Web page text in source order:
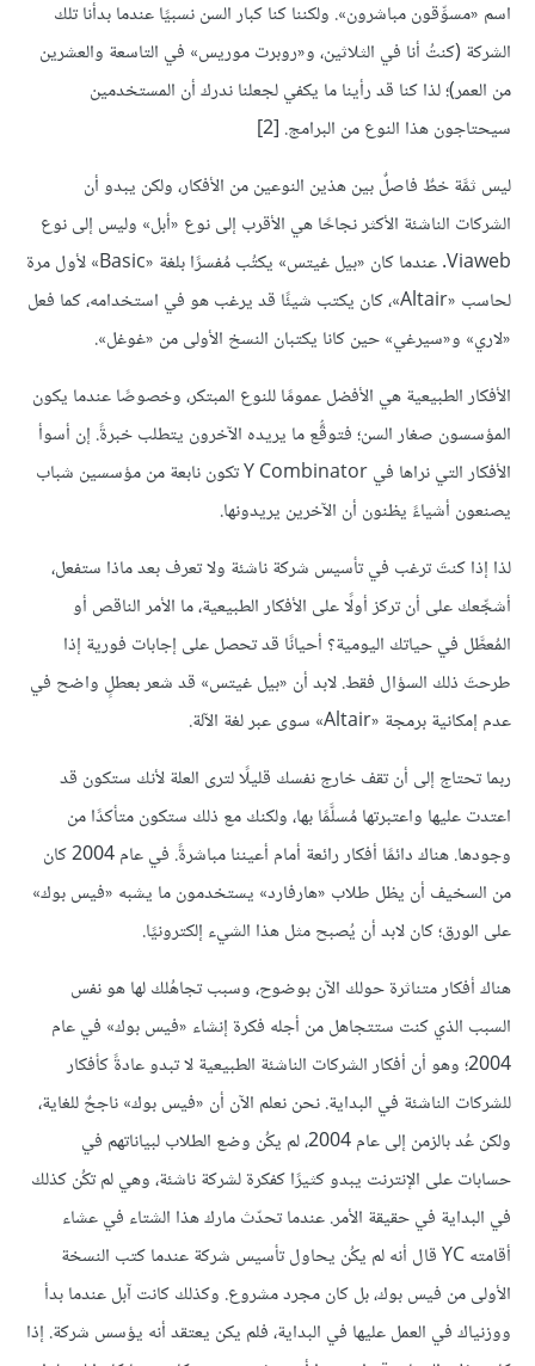
اسم «مسوِّقون مباشرون». ولكننا كنا كبار السن نسبيًا عندما بدأنا تلك
الشركة (كنتُ أنا في الثلاثين، و«روبرت موريس» في التاسعة والعشرين
من العمر)؛ لذا كنا قد رأينا ما يكفي لجعلنا ندرك أن المستخدمين
سيحتاجون هذا النوع من البرامج. [2]
ليس ثمَّة خطٌ فاصلٌ بين هذين النوعين من الأفكار، ولكن يبدو أن
الشركات الناشئة الأكثر نجاحًا هي الأقرب إلى نوع «أبل» وليس إلى نوع
Viaweb. عندما كان «بيل غيتس» يكتُب مُفسرًا بلغة «Basic» لأول مرة
لحاسب «Altair»، كان يكتب شيئًا قد يرغب هو في استخدامه، كما فعل
«لاري» و«سيرغي» حين كانا يكتبان النسخ الأولى من «غوغل».
الأفكار الطبيعية هي الأفضل عمومًا للنوع المبتكر، وخصوصًا عندما يكون
المؤسسون صغار السن؛ فتوقُّع ما يريده الآخرون يتطلب خبرةً. إن أسوأ
الأفكار التي نراها في Y Combinator تكون نابعة من مؤسسين شباب
يصنعون أشياءً يظنون أن الآخرين يريدونها.
لذا إذا كنتَ ترغب في تأسيس شركة ناشئة ولا تعرف بعد ماذا ستفعل،
أشجِّعك على أن تركز أولًا على الأفكار الطبيعية، ما الأمر الناقص أو
المُعطَّل في حياتك اليومية؟ أحيانًا قد تحصل على إجابات فورية إذا
طرحتَ ذلك السؤال فقط. لابد أن «بيل غيتس» قد شعر بعطلٍ واضح في
عدم إمكانية برمجة «Altair» سوى عبر لغة الآلة.
ربما تحتاج إلى أن تقف خارج نفسك قليلًا لترى العلة لأنك ستكون قد
اعتدت عليها واعتبرتها مُسلَّمًا بها، ولكنك مع ذلك ستكون متأكدًا من
وجودها. هناك دائمًا أفكار رائعة أمام أعيننا مباشرةً. في عام 2004 كان
من السخيف أن يظل طلاب «هارفارد» يستخدمون ما يشبه «فيس بوك»
على الورق؛ كان لابد أن يُصبح مثل هذا الشيء إلكترونيًا.
هناك أفكار متناثرة حولك الآن بوضوح، وسبب تجاهُلك لها هو نفس
السبب الذي كنت ستتجاهل من أجله فكرة إنشاء «فيس بوك» في عام
2004؛ وهو أن أفكار الشركات الناشئة الطبيعية لا تبدو عادةً كأفكار
للشركات الناشئة في البداية. نحن نعلم الآن أن «فيس بوك» ناجحٌ للغاية،
ولكن عُد بالزمن إلى عام 2004، لم يكُن وضع الطلاب لبياناتهم في
حسابات على الإنترنت يبدو كثيرًا كفكرة لشركة ناشئة، وهي لم تكُن كذلك
في البداية في حقيقة الأمر. عندما تحدّث مارك هذا الشتاء في عشاء
أقامته YC قال أنه لم يكُن يحاول تأسيس شركة عندما كتب النسخة
الأولى من فيس بوك، بل كان مجرد مشروع. وكذلك كانت آبل عندما بدأ
ووزنياك في العمل عليها في البداية، فلم يكن يعتقد أنه يؤسس شركة. إذا